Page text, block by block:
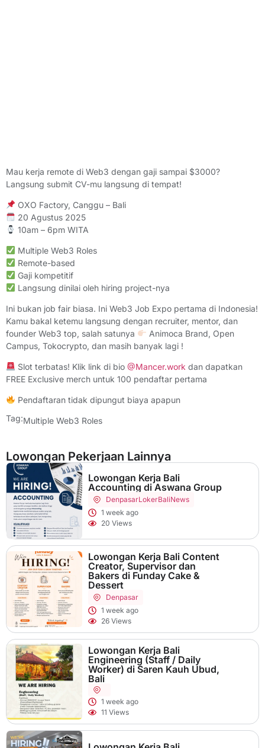
Mau kerja remote di Web3 dengan gaji sampai $3000?
Langsung submit CV-mu langsung di tempat!
OXO Factory, Canggu – Bali
20 Agustus 2025
10am – 6pm WITA
Multiple Web3 Roles
Remote-based
Gaji kompetitif
Langsung dinilai oleh hiring project-nya
Ini bukan job fair biasa. Ini Web3 Job Expo pertama di Indonesia!
Kamu bakal ketemu langsung dengan recruiter, mentor, dan
founder Web3 top, salah satunya
Animoca Brand, Open
Campus, Tokocrypto, dan masih banyak lagi !
Slot terbatas! Klik link di bio @Mancer.work dan dapatkan
FREE Exclusive merch untuk 100 pendaftar pertama
Pendaftaran tidak dipungut biaya apapun
Tag:Multiple Web3 Roles
Lowongan Pekerjaan Lainnya
Lowongan Kerja Bali
Accounting di Aswana Group
DenpasarLokerBaliNews
1 week ago
20 Views
Lowongan Kerja Bali Content
Creator, Supervisor dan
Bakers di Funday Cake &
Dessert
Denpasar
1 week ago
26 Views
Lowongan Kerja Bali
Engineering (Staff / Daily
Worker) di Saren Kauh Ubud,
Bali
1 week ago
11 Views